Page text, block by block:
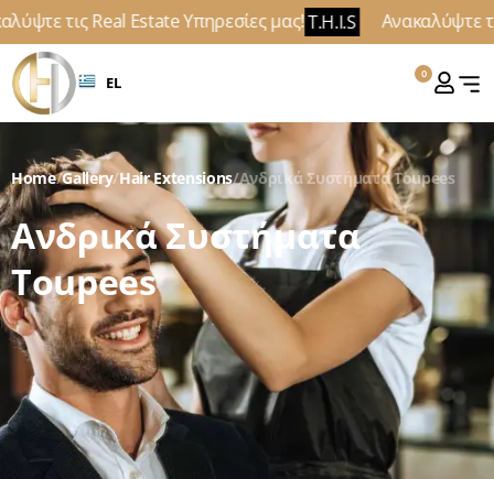
τις Real Estate Υπηρεσίες μας! T.H.I.S Ανακαλύψτε
EL 0
Home/Gallery/Hair Extensions/Ανδρικά Συστήματα Toupees
Ανδρικά Συστήματα
Toupees